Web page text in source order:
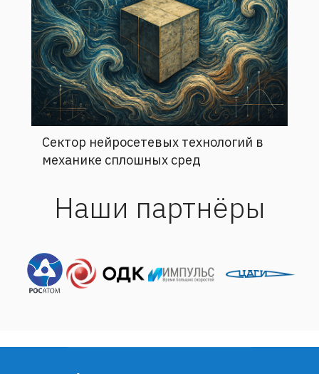
Сектор нейросетевых технологий в
механике сплошных сред
Наши партнёры